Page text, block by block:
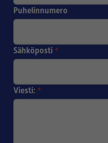
Puhelinnumero
Sähköposti *
Viesti: *